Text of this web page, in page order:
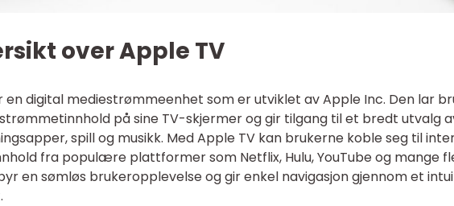
over Apple TV
en digital mediestrømmeenhet som er utviklet av Apple Inc. Den lar
på sine TV-skjermer og gir tilgang til et bredt utvalg
spill og musikk. Med Apple TV kan brukerne koble seg til
fra populære plattformer som Netflix, Hulu, YouTube og mange
en sømløs brukeropplevelse og gir enkel navigasjon gjennom et